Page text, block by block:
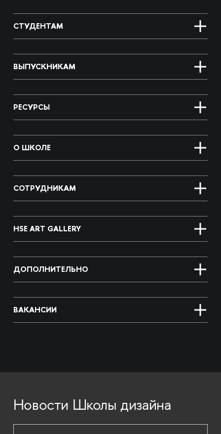
СТУДЕНТАМ
ВЫПУСКНИКАМ
РЕСУРСЫ
О ШКОЛЕ
СОТРУДНИКАМ
HSE ART GALLERY
ДОПОЛНИТЕЛЬНО
ВАКАНСИИ
Новости Школы дизайна